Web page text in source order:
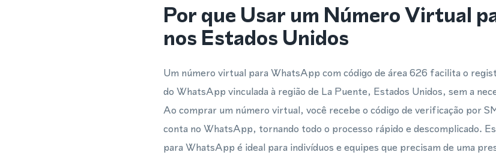
Por que Usar um Número Virtual
nos Estados Unidos
Um número virtual para WhatsApp com código de área 626 facilita o
do WhatsApp vinculada à região de La Puente, Estados Unidos, sem a
Ao comprar um número virtual, você recebe o código de verificação por
conta no WhatsApp, tornando todo o processo rápido e descomplicado.
para WhatsApp é ideal para indivíduos e equipes que precisam de uma